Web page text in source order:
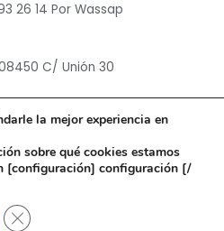
26 14 Por Wassap
C/ Unión 30
Hun Yuan Chen
Hun Yuan Chen
la mejor experiencia en
sobre qué cookies estamos
[configuración] configuración [/
CERRAR EL BANNER DE